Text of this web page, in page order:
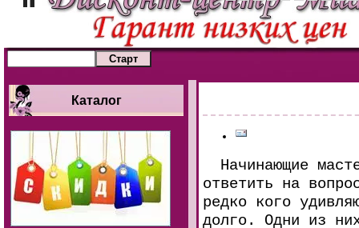
Каталог
Начинающие
ответить на
редко кого
долго. Одни из